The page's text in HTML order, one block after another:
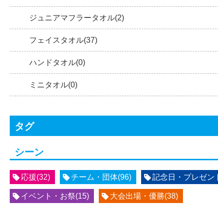
ジュニアマフラータオル(2)
フェイスタオル(37)
ハンドタオル(0)
ミニタオル(0)
タグ
シーン
応援(32) チーム・団体(96) 記念日・プレゼン
イベント・お祭(15) 大会出場・優勝(38)